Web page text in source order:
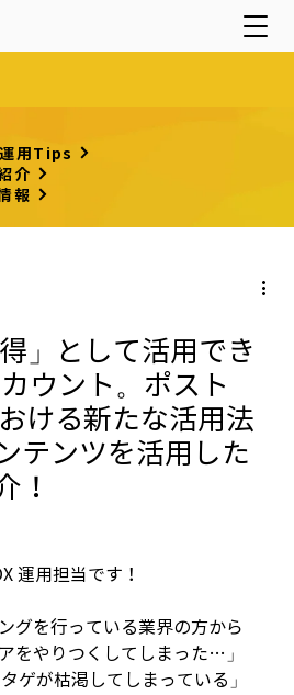
用Tips
介
報
」として活用でき
ウント。ポスト
ける新たな活用法
テンツを活用した
！
運用担当です！
グを行っている業界の方から
をやりつくしてしまった…」
ゲが枯渇してしまっている」